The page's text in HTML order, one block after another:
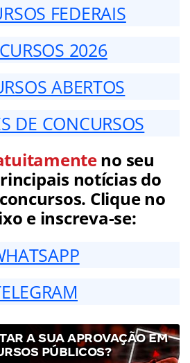
FEDERAIS
2026
ABERTOS
DE CONCURSOS
no seu
notícias do
Clique no
e inscreva-se:
A SUA APROVAÇÃO EM
PÚBLICOS?